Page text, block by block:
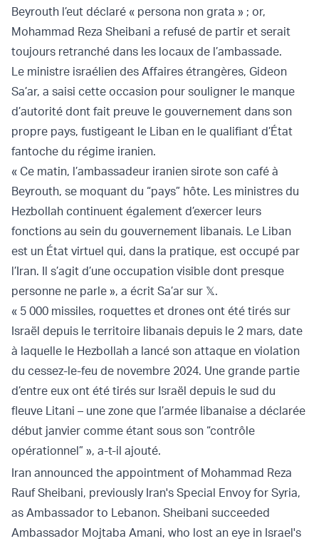
Beyrouth l’eut déclaré « persona non grata » ; or,
Mohammad Reza Sheibani a refusé de partir et serait
toujours retranché dans les locaux de l’ambassade.
Le ministre israélien des Affaires étrangères, Gideon
Sa’ar, a saisi cette occasion pour souligner le manque
d’autorité dont fait preuve le gouvernement dans son
propre pays, fustigeant le Liban en le qualifiant d’État
fantoche du régime iranien.
« Ce matin, l’ambassadeur iranien sirote son café à
Beyrouth, se moquant du “pays” hôte. Les ministres du
Hezbollah continuent également d’exercer leurs
fonctions au sein du gouvernement libanais. Le Liban
est un État virtuel qui, dans la pratique, est occupé par
l’Iran. Il s’agit d’une occupation visible dont presque
personne ne parle », a écrit Sa’ar sur 𝕏.
« 5 000 missiles, roquettes et drones ont été tirés sur
Israël depuis le territoire libanais depuis le 2 mars, date
à laquelle le Hezbollah a lancé son attaque en violation
du cessez-le-feu de novembre 2024. Une grande partie
d’entre eux ont été tirés sur Israël depuis le sud du
fleuve Litani – une zone que l’armée libanaise a déclarée
début janvier comme étant sous son “contrôle
opérationnel” », a-t-il ajouté.
Iran announced the appointment of Mohammad Reza
Rauf Sheibani, previously Iran's Special Envoy for Syria,
as Ambassador to Lebanon. Sheibani succeeded
Ambassador Mojtaba Amani, who lost an eye in Israel's